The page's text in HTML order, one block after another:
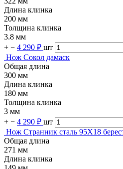
Длина клинка
200 мм
Толщина клинка
3.8 мм
+ − 4 290 ₽ шт
Нож Сокол дамаск
Общая длина
300 мм
Длина клинка
180 мм
Толщина клинка
3 мм
+ − 4 290 ₽ шт
Нож Странник сталь 95Х18
Общая длина
271 мм
Длина клинка